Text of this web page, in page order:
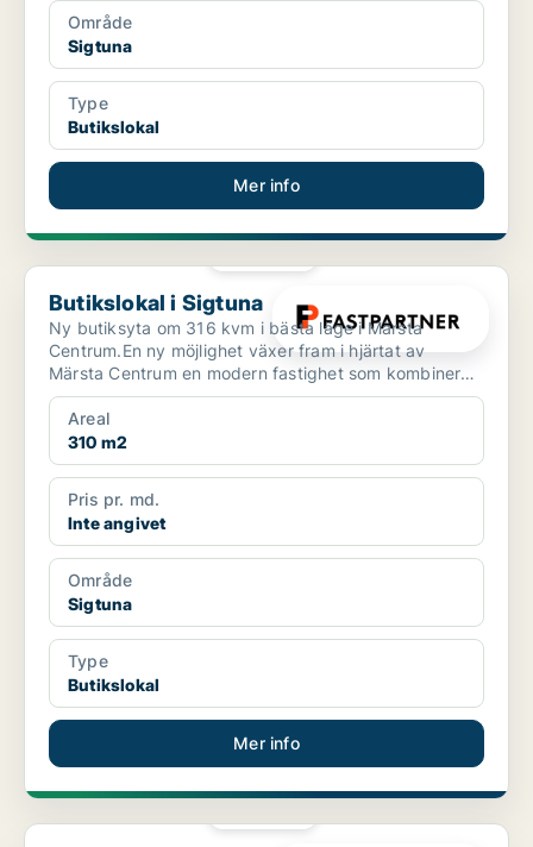
Område
Sigtuna
Type
Butikslokal
Mer info
Butikslokal i Sigtuna
Butikslokal i Sigtuna
Ny butiksyta om 316 kvm i bästa läge i Märsta
Centrum.En ny möjlighet växer fram i hjärtat av
Märsta Centrum en modern fastighet som kombinerar
ett starkt ha...
Areal
310 m2
Pris pr. md.
Inte angivet
Område
Sigtuna
Type
Butikslokal
Mer info
Butikslokal i Sigtuna